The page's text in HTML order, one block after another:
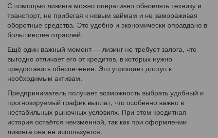
С помощью лизинга можно оперативно обновлять технику и
транспорт, не прибегая к новым займам и не замораживая
оборотные средства. Это удобно и экономически оправдано в
большинстве отраслей.
Ещё один важный момент — лизинг не требует залога, что
выгодно отличает его от кредитов, в которых нужно
предоставить обеспечение. Это упрощает доступ к
необходимым активам.
Предприниматель получает возможность выбрать удобный и
прогнозируемый график выплат, что особенно важно в
нестабильных рыночных условиях. При этом кредитная
история остаётся неизменной, так как при оформлении
лизинга она не используется.